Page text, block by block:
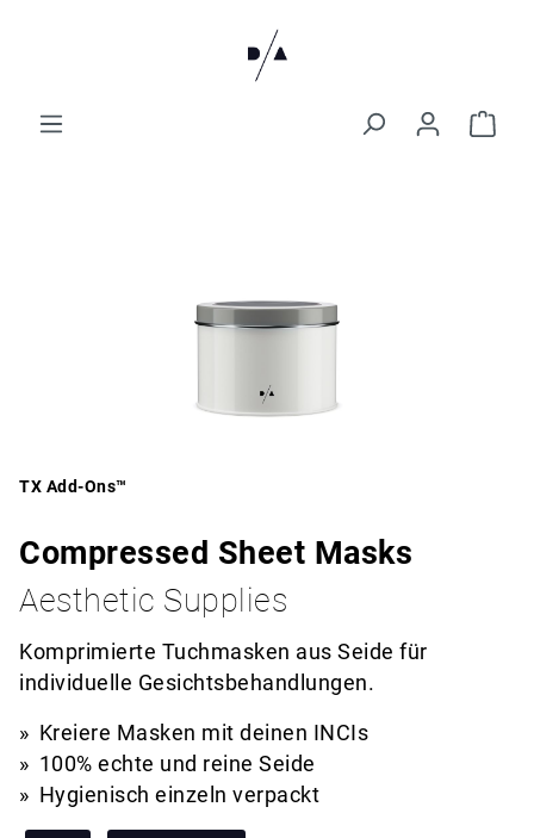
TX Add-Ons™
Compressed Sheet Masks
Aesthetic Supplies
Komprimierte Tuchmasken aus Seide für
individuelle Gesichtsbehandlungen.
Kreiere Masken mit deinen INCIs
100% echte und reine Seide
Hygienisch einzeln verpackt